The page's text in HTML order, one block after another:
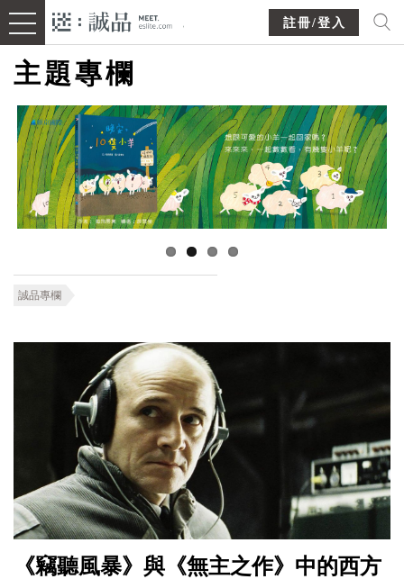
註冊/登入
主題專欄
誠品專欄
《竊聽風暴》與《無主之作》中的西方